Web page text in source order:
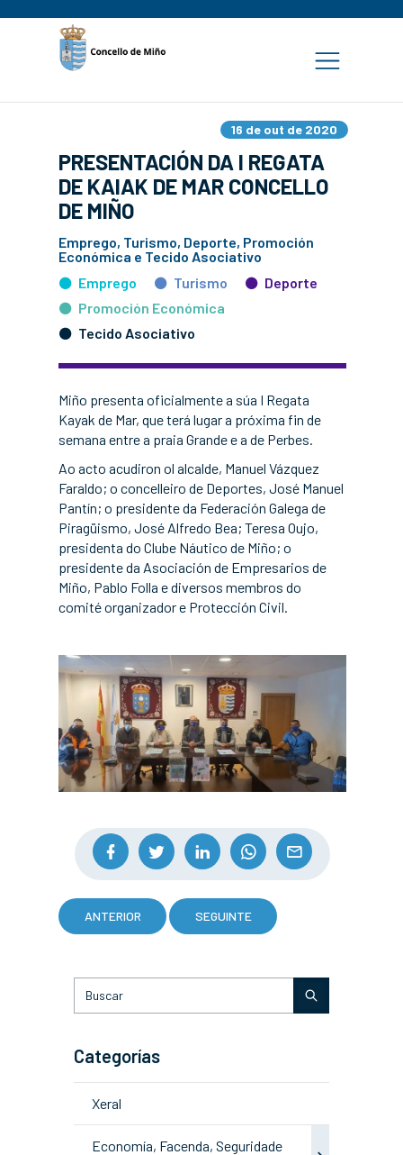
16 de out de 2020
PRESENTACIÓN DA I REGATA
DE KAIAK DE MAR CONCELLO
DE MIÑO
Emprego, Turismo, Deporte, Promoción
Económica e Tecido Asociativo
Emprego
Turismo
Deporte
Promoción Económica
Tecido Asociativo
Miño presenta oficialmente a súa I Regata
Kayak de Mar, que terá lugar a próxima fin de
semana entre a praia Grande e a de Perbes.
Ao acto acudiron ol alcalde, Manuel Vázquez
Faraldo; o concelleiro de Deportes, José Manuel
Pantín; o presidente da Federación Galega de
Piragüismo, José Alfredo Bea; Teresa Oujo,
presidenta do Clube Náutico de Miño; o
presidente da Asociación de Empresarios de
Miño, Pablo Folla e diversos membros do
comité organizador e Protección Civil.
ANTERIOR SEGUINTE
Categorías
Xeral
Economía, Facenda, Seguridade